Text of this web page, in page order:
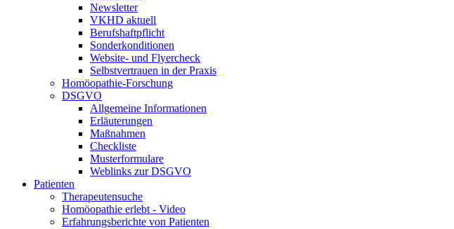
Newsletter
VKHD aktuell
Berufshaftpflicht
Sonderkonditionen
Website- und Flyercheck
Selbstvertrauen in der Praxis
Homöopathie-Forschung
DSGVO
Allgemeine Informationen
Erläuterungen
Maßnahmen
Checkliste
Musterformulare
Weblinks zur DSGVO
Patienten
Therapeutensuche
Homöopathie erlebt - Video
Erfahrungsberichte von Patienten